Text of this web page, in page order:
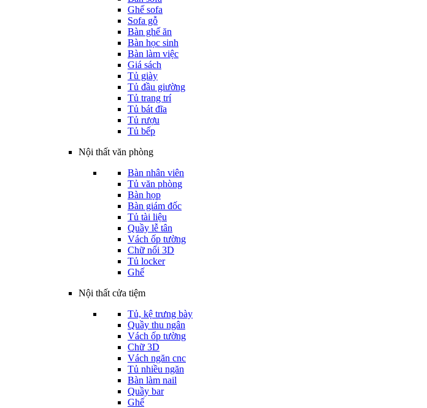
Ghế sofa
Sofa gỗ
Bàn ghế ăn
Bàn học sinh
Bàn làm việc
Giá sách
Tủ giày
Tủ đầu giường
Tủ trang trí
Tủ bát đĩa
Tủ rượu
Tủ bếp
Nội thất văn phòng
Bàn nhân viên
Tủ văn phòng
Bàn họp
Bàn giám đốc
Tủ tài liệu
Quầy lễ tân
Vách ốp tường
Chữ nổi 3D
Tủ locker
Ghế
Nội thất cửa tiệm
Tủ, kệ trưng bày
Quầy thu ngân
Vách ốp tường
Chữ 3D
Vách ngăn cnc
Tủ nhiều ngăn
Bàn làm nail
Quầy bar
Ghế